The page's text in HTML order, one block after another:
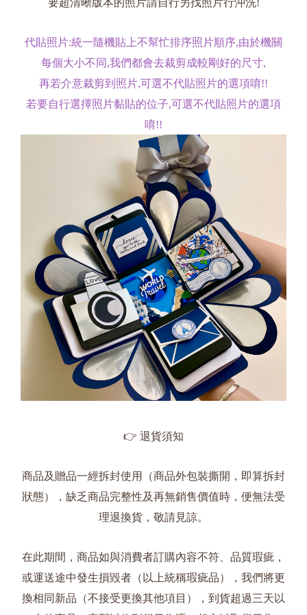
要超清晰版本的照片請自行另找照片行沖洗!
代貼照片:統一隨機貼上不幫忙排序照片順序,由於機關
每個大小不同,我們都會去裁剪成較剛好的尺寸,
再若介意裁剪到照片,可選不代貼照片的選項唷!!
若要自行選擇照片黏貼的位子,可選不代貼照片的選項
唷!!
👉 退貨須知
商品及贈品一經拆封使用（商品外包裝撕開，即算拆封
狀態），缺乏商品完整性及再無銷售價值時，便無法受
理退換貨，敬請見諒。
在此期間，商品如與消費者訂購內容不符、品質瑕疵，
或運送途中發生損毀者（以上統稱瑕疵品），我們將更
換相同新品（不接受更換其他項目），到貨超過三天以